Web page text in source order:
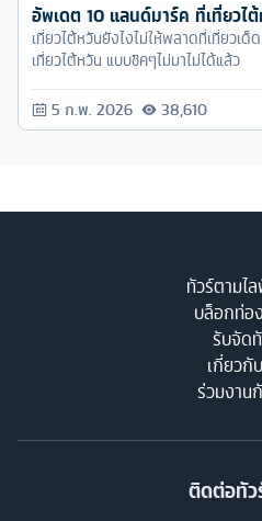
อัพเดต 10 แลนด์มาร์ค ที่เที่ยวไ
เที่ยวไต้หวันยังไงไม่ให้พลาดที่เที่ยวเ
เที่ยวไต้หวัน แบบชิคๆไม่มาไม่ได้แล้ว
5 ก.พ. 2026 38,610
ทัวร์ตามไ
บล็อกท่อ
รับจัด
เกี่ยวกั
ร่วมงาน
ติดต่อทั